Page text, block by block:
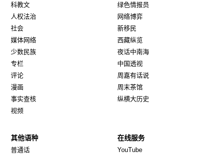
科教文
人权法治
社会
媒体网络
少数民族
专栏
评论
漫画
事实查核
视频
绿色情报员
网络博弈
新移民
西藏纵览
夜话中南海
中国透视
周嘉有话说
周末茶馆
纵横大历史
其他语种
普通话
在线服务
YouTube